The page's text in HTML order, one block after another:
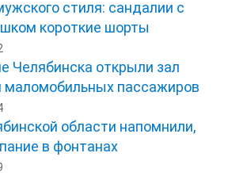
стиля: сандалии с
короткие шорты
Челябинска открыли зал
пассажиров
области напомнили,
в фонтанах